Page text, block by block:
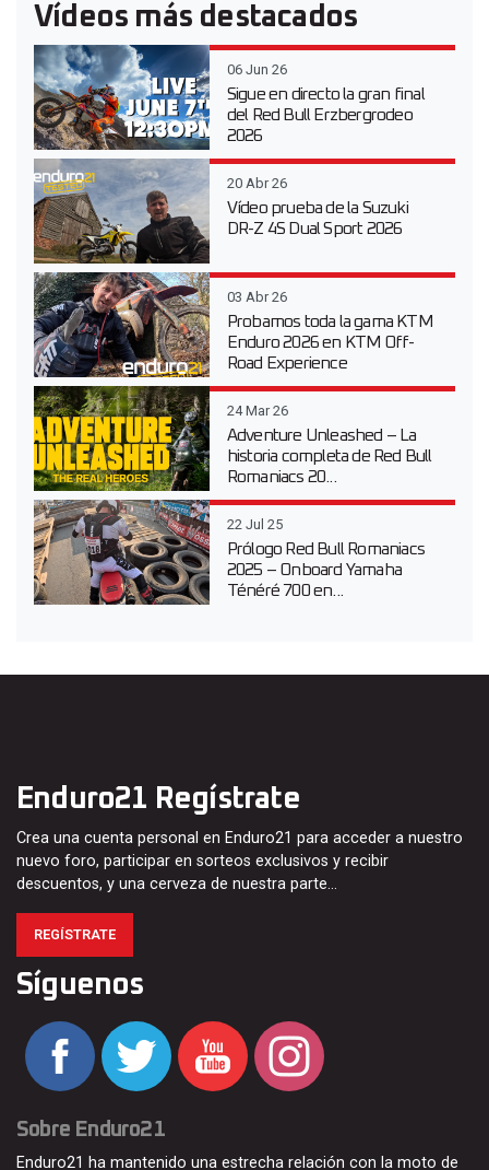
Vídeos más destacados
06 Jun 26
Sigue en directo la gran final
del Red Bull Erzbergrodeo
2026
20 Abr 26
Vídeo prueba de la Suzuki
DR-Z 4S Dual Sport 2026
03 Abr 26
Probamos toda la gama KTM
Enduro 2026 en KTM Off-
Road Experience
24 Mar 26
Adventure Unleashed – La
historia completa de Red Bull
Romaniacs 20...
22 Jul 25
Prólogo Red Bull Romaniacs
2025 – Onboard Yamaha
Ténéré 700 en...
Enduro21 Regístrate
Crea una cuenta personal en Enduro21 para acceder a nuestro
nuevo foro, participar en sorteos exclusivos y recibir
descuentos, y una cerveza de nuestra parte…
REGÍSTRATE
Síguenos
Sobre Enduro21
Enduro21 ha mantenido una estrecha relación con la moto de